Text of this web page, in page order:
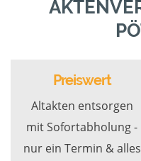
Preiswert
Altakten entsorgen
mit Sofortabholung -
nur ein Termin & alles